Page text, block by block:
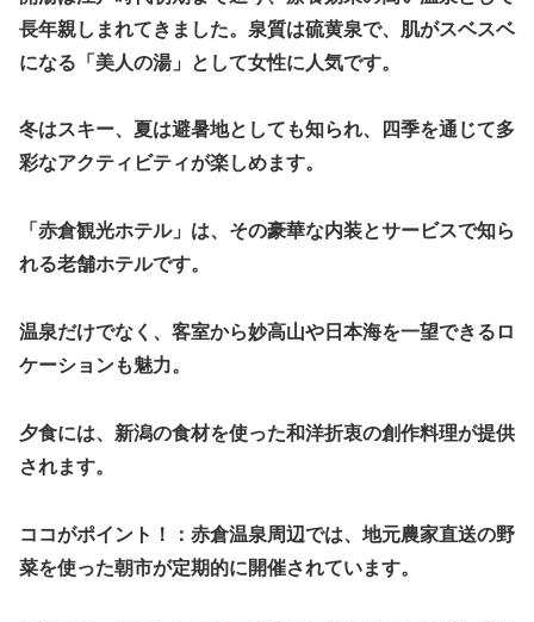
長年親しまれてきました。泉質は硫黄泉で、肌がスベスベ
になる「美人の湯」として女性に人気です。
冬はスキー、夏は避暑地としても知られ、四季を通じて多
彩なアクティビティが楽しめます。
「赤倉観光ホテル」は、その豪華な内装とサービスで知ら
れる老舗ホテルです。
温泉だけでなく、客室から妙高山や日本海を一望できるロ
ケーションも魅力。
夕食には、新潟の食材を使った和洋折衷の創作料理が提供
されます。
ココがポイント！：赤倉温泉周辺では、地元農家直送の野
菜を使った朝市が定期的に開催されています。